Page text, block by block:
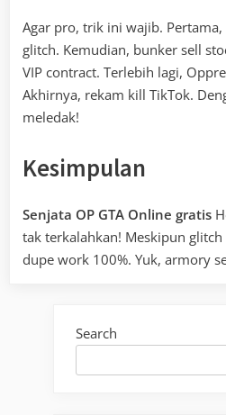
Agar pro, trik ini wajib.
glitch. Kemudian, bunker sell
VIP contract. Terlebih lagi,
Akhirnya, rekam kill TikTok.
meledak!
Kesimpulan
Senjata OP GTA Online gratis
tak terkalahkan! Meskipun
dupe work 100%. Yuk, armory
Search